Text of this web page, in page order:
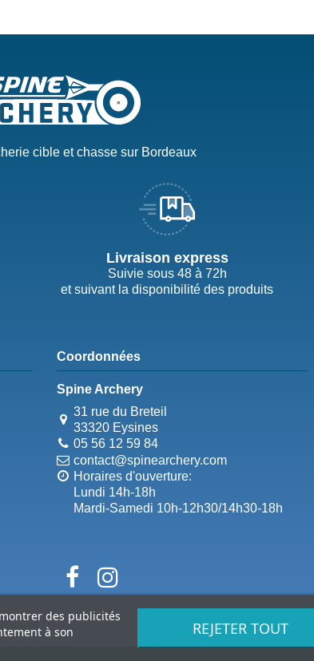
cible et chasse sur Bordeaux
Livraison express
Suivie sous 48 à 72h
et suivant la disponibilité des produits
Coordonnées
Spine Archery
31 rue du Breteil
33320 Eysines
05 56 12 59 84
contact@spinearchery.com
Horaires d'ouverture:
Lundi 14h-18h
Mardi-Samedi 10h-12h30/14h30-18h
des publicités
à son
REJETER TOUT